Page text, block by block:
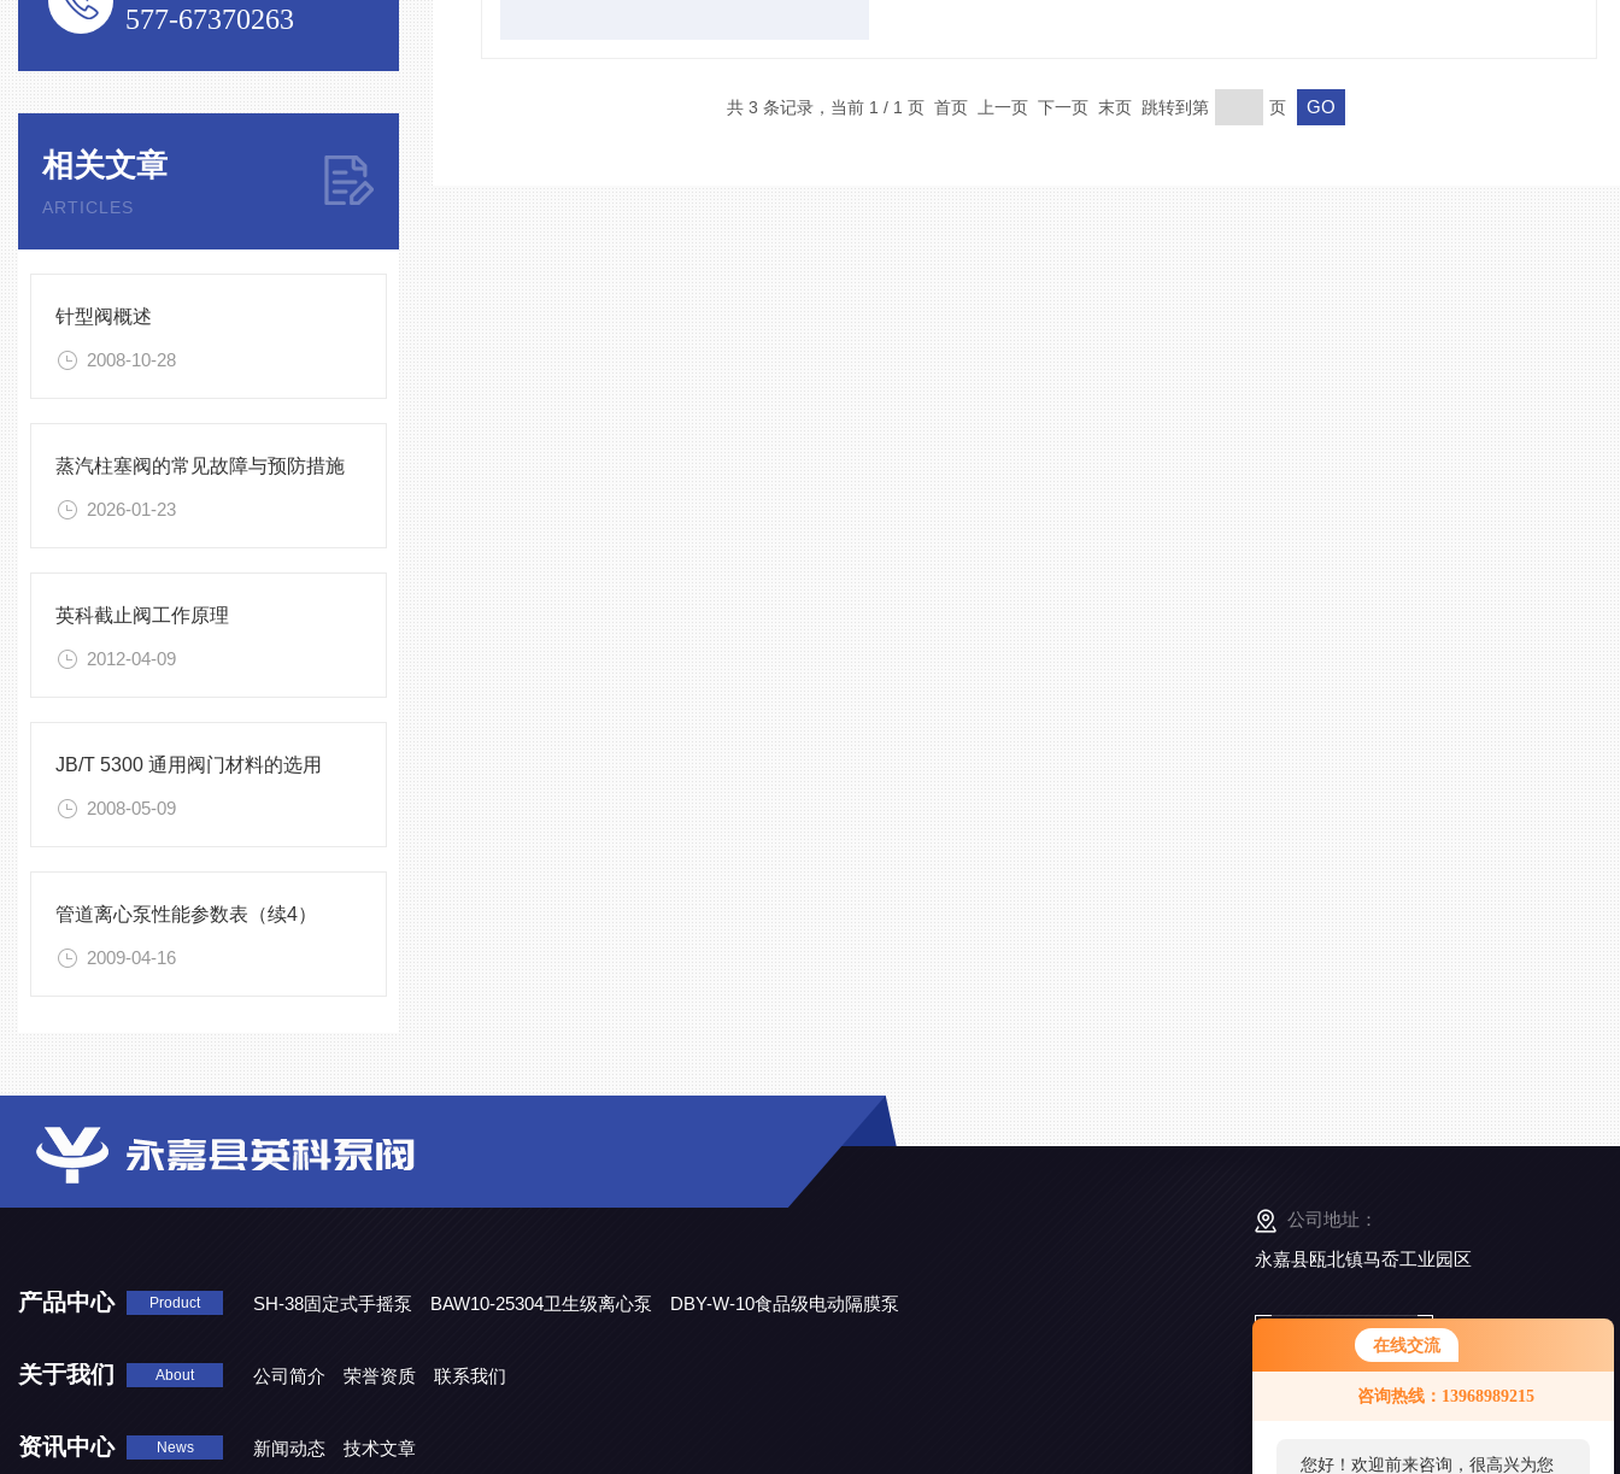
在线交流
咨询热线：13968989215
您好！欢迎前来咨询，很高兴为您
577-67370263
相关文章
ARTICLES
针型阀概述
2008-10-28
蒸汽柱塞阀的常见故障与预防措施
2026-01-23
英科截止阀工作原理
2012-04-09
JB/T 5300 通用阀门材料的选用
2008-05-09
管道离心泵性能参数表（续4）
2009-04-16
共 3 条记录，当前 1 / 1 页 首页 上一页 下一页 末页 跳转到第 页
产品中心 Product SH-38固定式手摇泵 BAW10-25304卫生级离心泵
DBY-W-10食品级电动隔膜泵
关于我们 About 公司简介 荣誉资质 联系我们
资讯中心 News 新闻动态 技术文章
公司地址：
永嘉县瓯北镇马岙工业园区
扫
一
添
友